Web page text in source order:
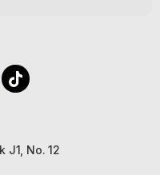
J1, No. 12